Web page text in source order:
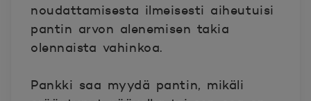
noudattamisesta ilmeisesti aiheutuisi
pantin arvon alenemisen takia
olennaista vahinkoa.
Pankki saa myydä pantin, mikäli